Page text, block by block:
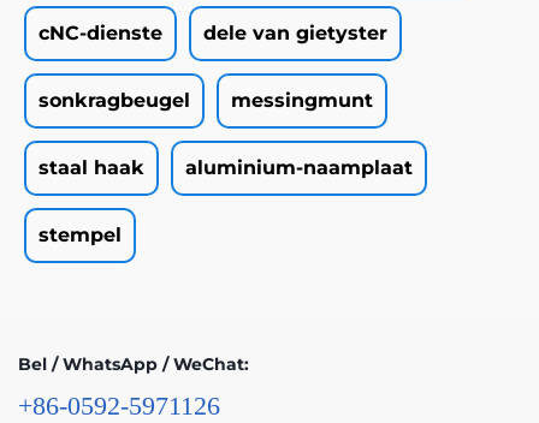
cNC-dienste dele van gietyster
sonkragbeugel messingmunt
staal haak aluminium-naamplaat
stempel
Bel / WhatsApp / WeChat:
+86-0592-5971126